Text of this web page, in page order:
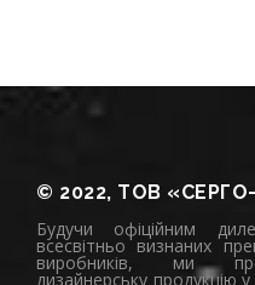
© 2022, ТОВ
Будучи офіційним
всесвітньо визнаних
виробників, ми
дизайнерську продукцію